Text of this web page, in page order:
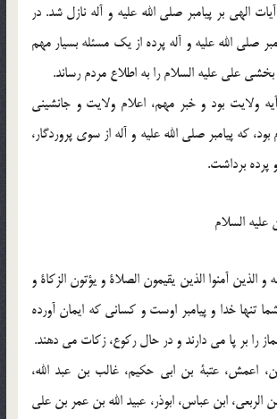
الهی بر پیامبر صلی الله علیه و آله نازل شد. در
صلی الله علیه و آله پرده از یک مسئله بسیار مهم
علی علیه السلام را به اطلاع مردم رساند.
ولایت بود و خبر مهم، اعلام ولایت و جانشینی
بود، که پیامبر صلی الله علیه و آله از سوی پروردگار،
پرده برداشت.
السلام
و الذین آمنوا الذین یقیمون الصلاة و یؤتون الزکاة و
ولیّ شما تنها خدا و پیامبر اوست و کسانی که ایمان آورده
را بر پا می دارند و در حال رکوع، زکات می دهند.
اعمش، عتبة بن ابی حکیم، غالب بن عبد الله،
الربعی، ابن عباس، ابوذر، عبید الله بن عمر بن علی